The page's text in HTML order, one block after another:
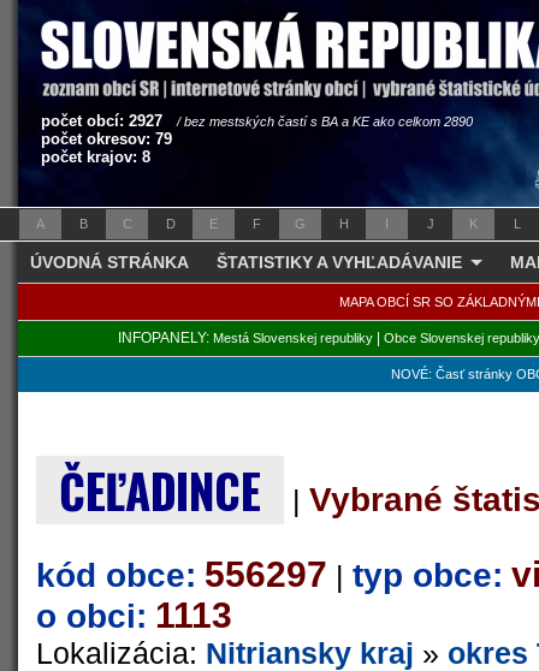
počet obcí: 2927 / bez mestských častí s BA a KE ako celkom 2890
počet okresov: 79
počet krajov: 8
A B C D E F G H I J K L
ÚVODNÁ STRÁNKA ŠTATISTIKY A VYHĽADÁVANIE
MAPA OBCÍ SR SO
INFOPANELY: Mestá Slovenskej republiky| Obce Slovenskej republiky
NOVÉ: Časť stránky
ČEĽADINCE | Vybrané
kód obce: 556297 | typ obce:
o obci: 1113
Lokalizácia: Nitriansky kraj » okres